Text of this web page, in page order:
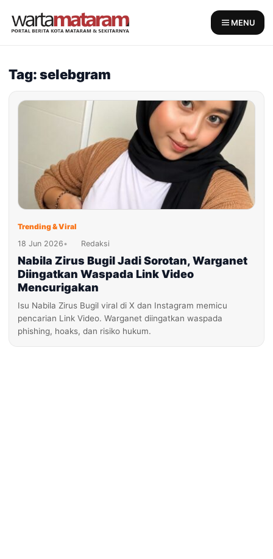
MENU
Tag: selebgram
Trending & Viral
18 Jun 2026• Redaksi
Nabila Zirus Bugil Jadi Sorotan, Warganet
Diingatkan Waspada Link Video
Mencurigakan
Isu Nabila Zirus Bugil viral di X dan Instagram memicu
pencarian Link Video. Warganet diingatkan waspada
phishing, hoaks, dan risiko hukum.